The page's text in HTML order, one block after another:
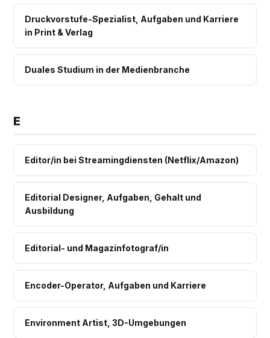
Druckvorstufe-Spezialist, Aufgaben und Karriere
in Print & Verlag
Duales Studium in der Medienbranche
E
Editor/in bei Streamingdiensten (Netflix/Amazon)
Editorial Designer, Aufgaben, Gehalt und
Ausbildung
Editorial- und Magazinfotograf/in
Encoder-Operator, Aufgaben und Karriere
Environment Artist, 3D-Umgebungen